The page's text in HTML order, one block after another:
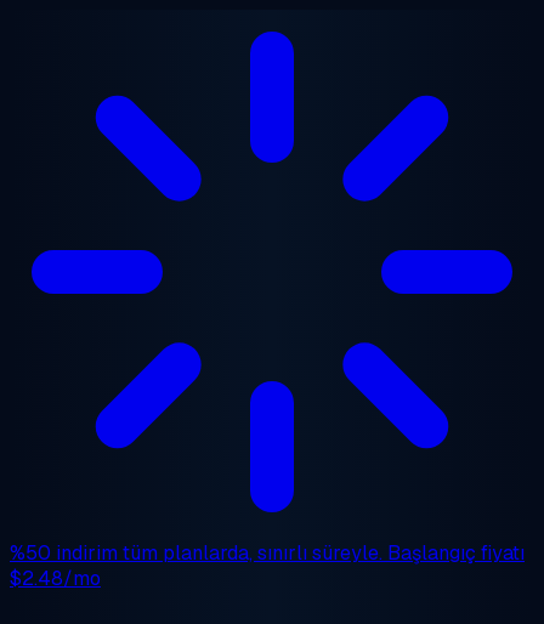
%50 indirim tüm planlarda, sınırlı süreyle. Başlangıç fiyatı
$2.48/mo